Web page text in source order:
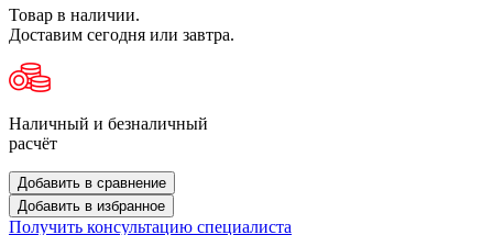
Товар в наличии.
Доставим сегодня или завтра.
Наличный и безналичный
расчёт
Добавить в сравнение
Добавить в избранное
Получить консультацию специалиста